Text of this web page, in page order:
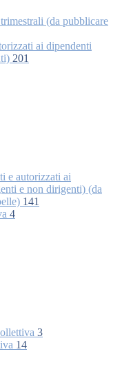
(da pubblicare
ai dipendenti
201
e autorizzati ai
e non dirigenti) (da
141
4
3
14